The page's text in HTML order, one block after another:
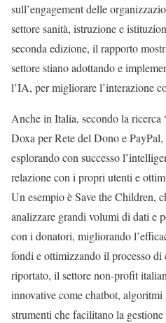
sull’engagement delle
settore sanità, istruzione e
seconda edizione, il rapporto
settore stiano adottando e
l’IA, per migliorare l’interazione
Anche in Italia, secondo la ricerca
Doxa per Rete del Dono e
esplorando con successo
relazione con i propri utenti e
Un esempio è Save the Children,
analizzare grandi volumi di dati e
con i donatori, migliorando
fondi e ottimizzando il processo di
riportato, il settore non-profit
innovative come chatbot,
strumenti che facilitano la